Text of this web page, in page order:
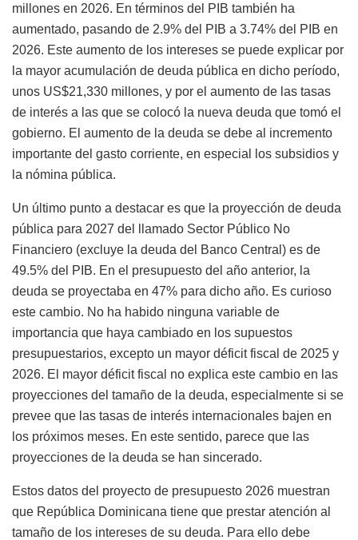
millones en 2026. En términos del PIB también ha
aumentado, pasando de 2.9% del PIB a 3.74% del PIB en
2026. Este aumento de los intereses se puede explicar por
la mayor acumulación de deuda pública en dicho período,
unos US$21,330 millones, y por el aumento de las tasas
de interés a las que se colocó la nueva deuda que tomó el
gobierno. El aumento de la deuda se debe al incremento
importante del gasto corriente, en especial los subsidios y
la nómina pública.
Un último punto a destacar es que la proyección de deuda
pública para 2027 del llamado Sector Público No
Financiero (excluye la deuda del Banco Central) es de
49.5% del PIB. En el presupuesto del año anterior, la
deuda se proyectaba en 47% para dicho año. Es curioso
este cambio. No ha habido ninguna variable de
importancia que haya cambiado en los supuestos
presupuestarios, excepto un mayor déficit fiscal de 2025 y
2026. El mayor déficit fiscal no explica este cambio en las
proyecciones del tamaño de la deuda, especialmente si se
prevee que las tasas de interés internacionales bajen en
los próximos meses. En este sentido, parece que las
proyecciones de la deuda se han sincerado.
Estos datos del proyecto de presupuesto 2026 muestran
que República Dominicana tiene que prestar atención al
tamaño de los intereses de su deuda. Para ello debe